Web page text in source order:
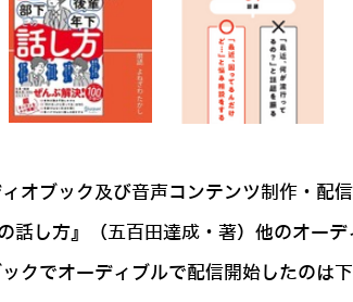
オブック及び音声コンテンツ制作・
話し方』（五百田達成・著）他のオー
クでオーディブルで配信開始したのは